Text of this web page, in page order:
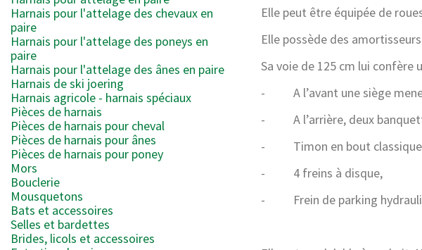
Harnais pour l'attelage des chevaux en
paire
Harnais pour l'attelage des poneys en
paire
Harnais pour l'attelage des ânes en paire
Harnais de ski joering
Harnais agricole - harnais spéciaux
Pièces de harnais
Pièces de harnais pour cheval
Pièces de harnais pour ânes
Pièces de harnais pour poney
Mors
Bouclerie
Mousquetons
Bats et accessoires
Selles et bardettes
Brides, licols et accessoires
Elle peut être équipée de
Elle possède des
Sa voie de 125 cm lui confère
- A l’avant une siège
- A l’arrière, deux
- Timon en bout classique
- 4 freins à disque,
- Frein de parking